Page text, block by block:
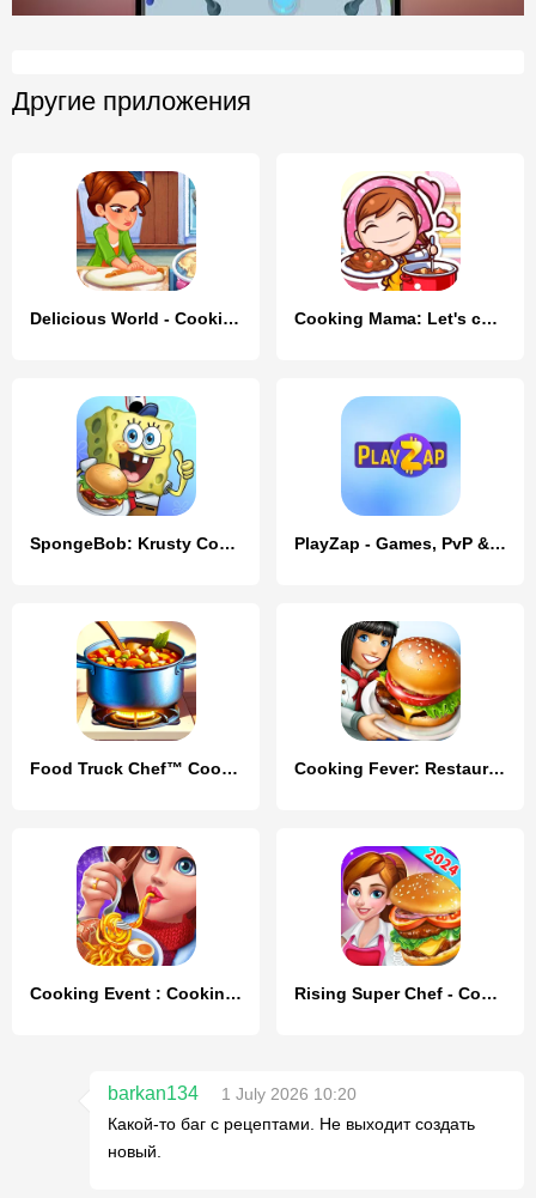
Другие приложения
Delicious World - Cooking Game Cooking Mama: Let's cook!
SpongeBob: Krusty Cook-Off PlayZap - Games, PvP & Rewards
Food Truck Chef™ Cooking Games Cooking Fever: Restaurant Game
Cooking Event : Cooking Games Rising Super Chef - Cook Fast
barkan134
1 July 2026 10:20
Какой-то баг с рецептами. Не выходит создать
новый.